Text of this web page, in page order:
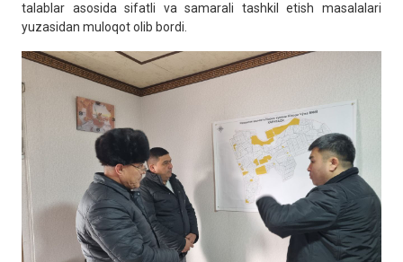
talablar asosida sifatli va samarali tashkil etish masalalari
yuzasidan muloqot olib bordi.